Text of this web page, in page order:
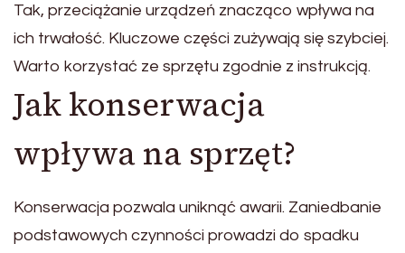
Tak, przeciążanie urządzeń znacząco wpływa na
ich trwałość. Kluczowe części zużywają się szybciej.
Warto korzystać ze sprzętu zgodnie z instrukcją.
Jak konserwacja
wpływa na sprzęt?
Konserwacja pozwala uniknąć awarii. Zaniedbanie
podstawowych czynności prowadzi do spadku